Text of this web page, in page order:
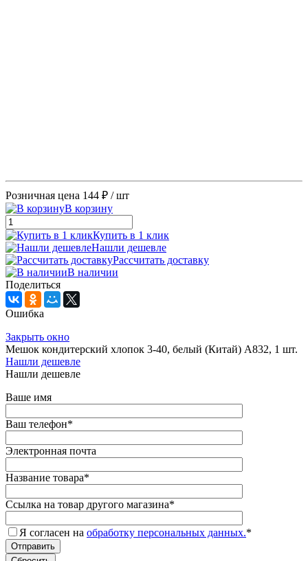
Розничная цена 144 ₽ / шт
В корзину
Купить в 1 клик
Нашли дешевле
Рассчитать доставку
В наличии
Поделиться
Ошибка
Закрыть окно
Мешок кондитерский хлопок 3-40, белый (Китай) А832, 1 шт.
Нашли дешевле
Нашли дешевле
Ваше имя
Ваш телефон*
Электронная почта
Название товара*
Ссылка на товар другого магазина*
Я согласен на обработку персональных данных.*